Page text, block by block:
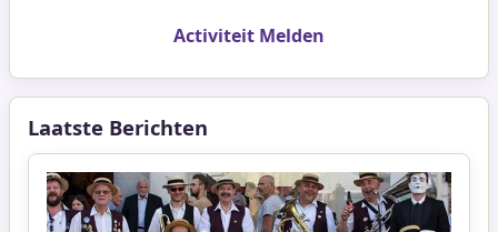
Activiteit Melden
Laatste Berichten